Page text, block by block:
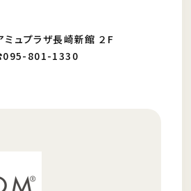
ミュプラザ長崎新館 ２F
801-1330